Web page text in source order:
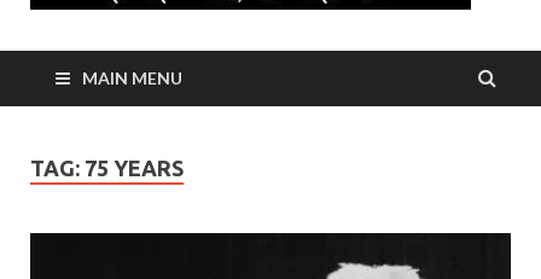
MAIN MENU
TAG: 75 YEARS